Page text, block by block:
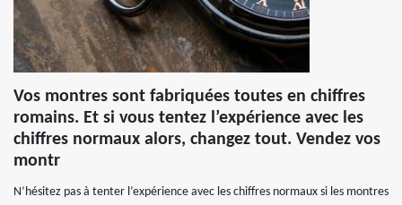
Vos montres sont fabriquées toutes en chiffres
romains. Et si vous tentez l’expérience avec les
chiffres normaux alors, changez tout. Vendez vos
montr
N’hésitez pas à tenter l’expérience avec les chiffres normaux si les montres